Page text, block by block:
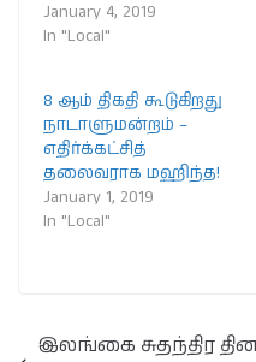
January 4, 2019
In "Local"
8 ஆம் திகதி கூடுகிறது
நாடாளுமன்றம் –
எதிர்க்கட்சித்
தலைவராக மஹிந்த!
January 1, 2019
In "Local"
இலங்கை சுதந்திர